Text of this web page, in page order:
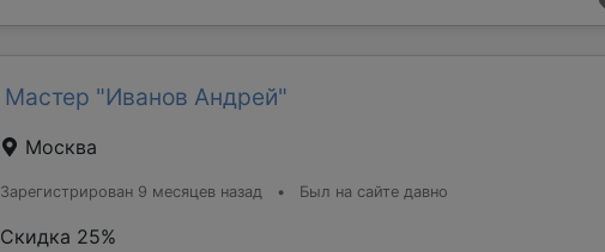
Мастер "Иванов Андрей"
Москва
Зарегистрирован 9 месяцев назад • Был на сайте давно
Скидка 25%